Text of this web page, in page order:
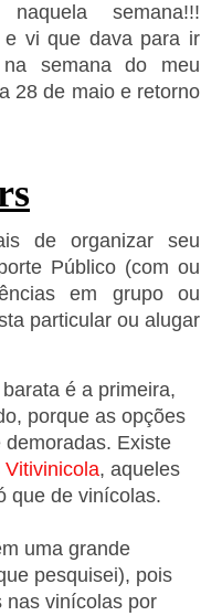
naquela semana!!!
e vi que dava para ir
semana do meu
28 de maio e retorno
de organizar seu
Público (com ou
em grupo ou
particular ou alugar
é a primeira,
porque as opções
Existe
Vitivinicola, aqueles
que de vinícolas.
uma grande
pesquisei), pois
nas vinícolas por